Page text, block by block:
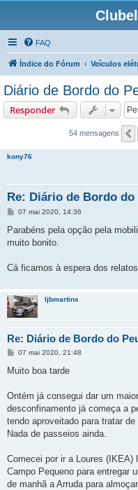
FAQ
Índice do Fórum Veículos
Diário de Bordo do
Responder
54 mensagens
kony76
Re: Diário de Bordo do
M
n
a
m
07 mai 2020, 14:36
Parabéns pela opção pela
muito bonito.
Cá ficamos à espera dos
ljbmartins
Re: Diário de Bordo do
M
n
g
m
07 mai 2020, 21:48
Muito boa tarde
Ontém já consegui dar um
desconfinamento já começa a
tendo aproveitado para tratar
Nada de passeios ainda.
Comecei por ir a Loures (IKEA)
Campo Pequeno para entregar
de manhã a Arruda para